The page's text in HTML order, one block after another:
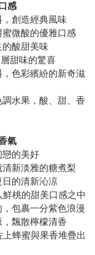
感
創造經典風味
微酸的優雅口感
酸甜美味
甜味的驚喜
色彩繽紛的新奇滋
水果，酸、甜、香
氣
戀的美好
新淡雅的糖煮梨
的清新沁涼
桃的甜美口感之中
包裹一分紫色浪漫
飄散檸檬清香
蜂蜜與果香堆疊出